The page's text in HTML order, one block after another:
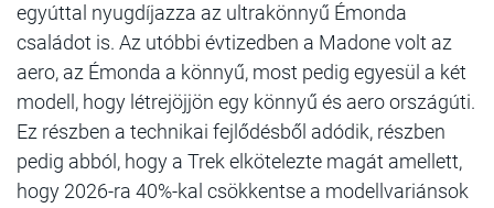
egyúttal nyugdíjazza az ultrakönnyű Émonda
családot is. Az utóbbi évtizedben a Madone volt az
aero, az Émonda a könnyű, most pedig egyesül a két
modell, hogy létrejöjjön egy könnyű és aero országúti.
Ez részben a technikai fejlődésből adódik, részben
pedig abból, hogy a Trek elkötelezte magát amellett,
hogy 2026-ra 40%-kal csökkentse a modellvariánsok